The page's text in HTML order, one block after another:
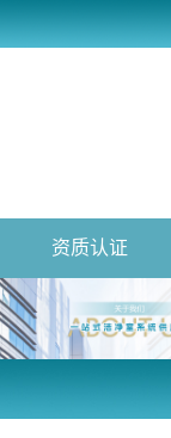
资质认证